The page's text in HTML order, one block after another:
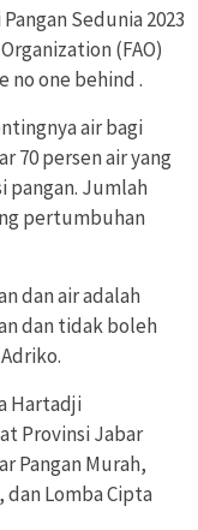
Sedunia 2023
(FAO)
no one behind .
air bagi
70 persen air yang
pangan. Jumlah
pertumbuhan
dan air adalah
dan tidak boleh
Hartadji
Provinsi Jabar
Pangan Murah,
dan Lomba Cipta